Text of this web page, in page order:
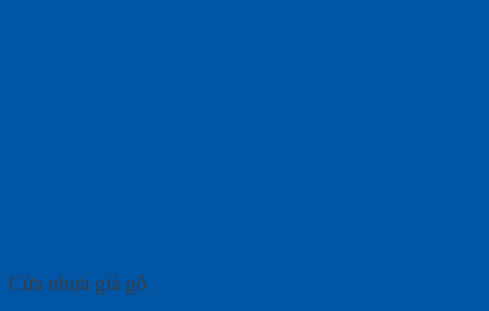
Cửa nhựa giả gỗ